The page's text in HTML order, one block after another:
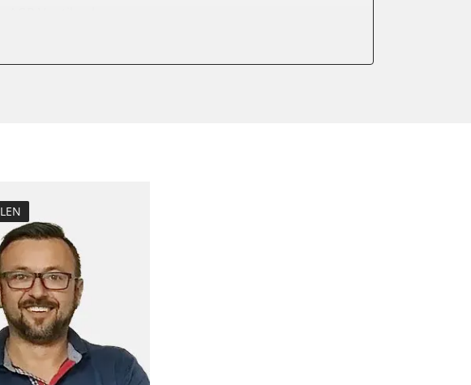
Elektronische Parkbremse schließen
Grundeinstellung
Hochdruckpumpe Initialisierung
Injektor Adaptionswerte zurücksetzen
Injektoren einstellen
Lamdasonde anlernen
Längsbeschleunigungssensor Nullpunkt-
Kalibrierung